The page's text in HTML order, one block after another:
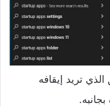
تريد إيقافه